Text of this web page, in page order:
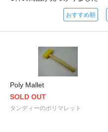
おすすめ順
Poly Mallet
SOLD OUT
タンディーのポリマレット